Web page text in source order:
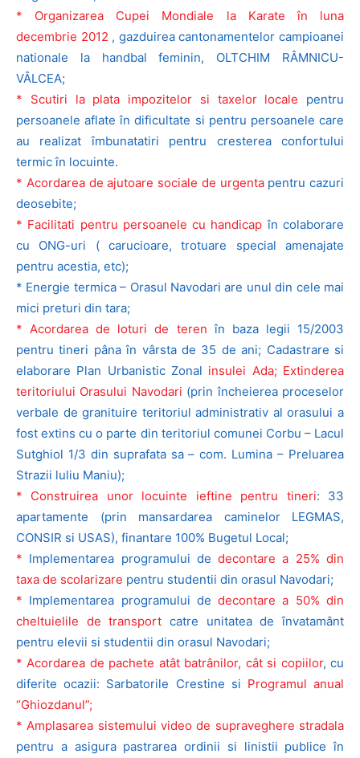
* Organizarea Cupei Mondiale la Karate în luna
decembrie 2012 , gazduirea cantonamentelor campioanei
nationale la handbal feminin, OLTCHIM RÂMNICU-
VÂLCEA;
* Scutiri la plata impozitelor si taxelor locale
pentru
persoanele aflate în dificultate si pentru persoanele care
au realizat îmbunatatiri pentru cresterea confortului
termic în locuinte.
* Acordarea de ajutoare sociale de urgenta pentru cazuri
deosebite;
* Facilitati pentru persoanele cu handicap în colaborare
cu ONG-uri ( carucioare, trotuare special amenajate
pentru acestia, etc);
* Energie termica – Orasul Navodari are unul din cele mai
mici preturi din tara;
* Acordarea de loturi de teren în baza legii 15/2003
pentru tineri pâna în vârsta de 35 de ani; Cadastrare si
elaborare Plan Urbanistic Zonal insulei Ada; Extinderea
teritoriului Orasului Navodari (prin încheierea proceselor
verbale de granituire teritoriul administrativ al orasului a
fost extins cu o parte din teritoriul comunei Corbu – Lacul
Sutghiol 1/3 din suprafata sa – com. Lumina – Preluarea
Strazii luliu Maniu);
* Construirea unor locuinte ieftine pentru tineri: 33
apartamente (prin mansardarea caminelor LEGMAS,
CONSIR si USAS), finantare 100% Bugetul Local;
* Implementarea programului de decontare a 25% din
taxa de scolarizare pentru studentii din orasul Navodari;
* Implementarea programului de decontare a 50% din
cheltuielile de transport catre unitatea de învatamânt
pentru elevii si studentii din orasul Navodari;
* Acordarea de pachete atât batrânilor, cât si copiilor, cu
diferite ocazii: Sarbatorile Crestine si Programul anual
“Ghiozdanul”;
* Amplasarea sistemului video de supraveghere stradala
pentru a asigura pastrarea ordinii si linistii publice în